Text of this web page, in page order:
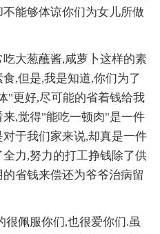
能够体谅你们为女儿所做
大葱蘸酱,咸萝卜这样的素
,但是,我是知道,你们为了
"更好,尽可能的省着钱给我
,觉得"能吃一顿肉"是一件
于我们家来说,却真是一件
力,努力的打工挣钱除了供
省钱来偿还为爷爷治病留
很佩服你们,也很爱你们.虽